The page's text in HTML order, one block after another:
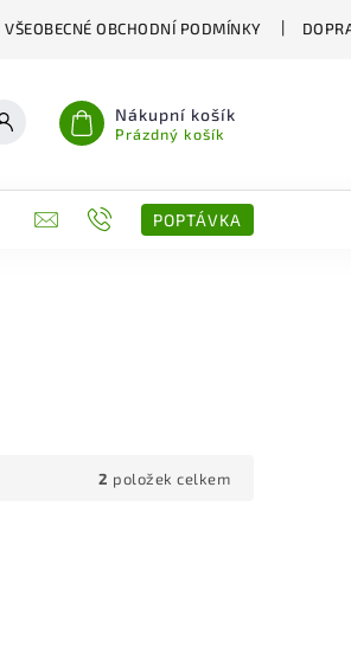
VŠEOBECNÉ OBCHODNÍ PODMÍNKY
Nákupní košík
Prázdný košík
KONTAKTY POPTÁVKA
2 položek celkem